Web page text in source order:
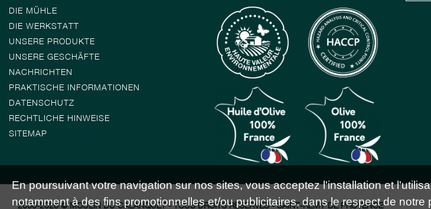
DIE MÜHLE
DIE WERKSTATT
UNSERE PRODUKTE
UNSERE GESCHÄFTE
NACHRICHTEN
PRAKTISCHE INFORMATIONEN
DATENSCHUTZ
RECHTLICHE HINWEISE
SITEMAP
2000-2026 © MOULIN DU CALANQUET - TOUS DROITS RÉSERVÉS - SAINT-RÉMY DE PROVENCE
En poursuivant votre navigation sur nos sites, vous acceptez l'installation et
notamment à des fins promotionnelles et/ou publicitaires, dans le respect de notre